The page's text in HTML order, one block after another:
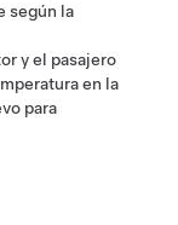
según la
y el pasajero
en la
para